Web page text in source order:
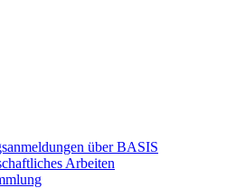
über BASIS
Arbeiten